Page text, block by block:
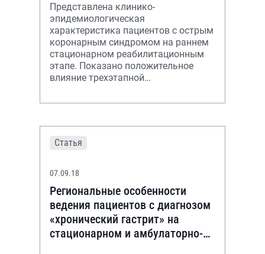
Представлена клинико-
эпидемиологическая
характеристика пациентов с острым
коронарным синдромом на раннем
стационарном реабилитационным
этапе. Показано положительное
влияние трехэтапной
прогноз.
Статья
07.09.18
Региональные особенности
ведения пациентов с диагнозом
«хронический гастрит» на
стационарном и амбулаторно-